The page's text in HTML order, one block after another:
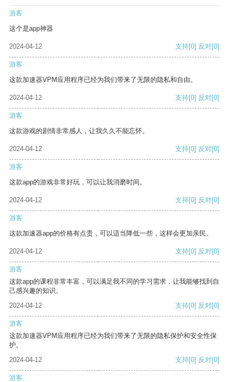
游客
这个是app神器
2024-04-12 支持[0] 反对[0]
游客
这款加速器VPM应用程序已经为我们带来了无限的隐私和自由。
2024-04-12 支持[0] 反对[0]
游客
这款游戏的剧情非常感人，让我久久不能忘怀。
2024-04-12 支持[0] 反对[0]
游客
这款app的游戏非常好玩，可以让我消磨时间。
2024-04-12 支持[0] 反对[0]
游客
这款加速器app的价格有点贵，可以适当降低一些，这样会更加亲民。
2024-04-12 支持[0] 反对[0]
游客
这款app的课程非常丰富，可以满足我不同的学习需求，让我能够找到自
己感兴趣的知识。
2024-04-12
支持[0] 反对[0]
游客
这款加速器VPM应用程序已经为我们带来了无限的隐私保护和安全性保
护。
2024-04-12
支持[0] 反对[0]
游客